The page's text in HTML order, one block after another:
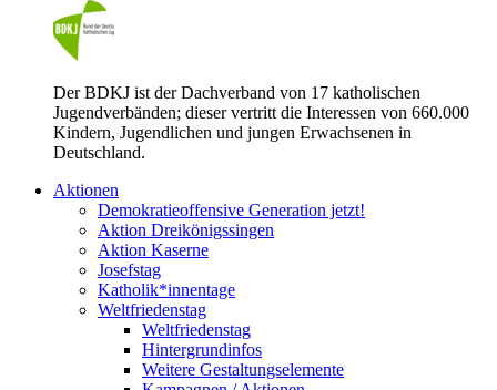
Der BDKJ ist der Dachverband von 17 katholischen
Jugendverbänden; dieser vertritt die Interessen von 660.000
Kindern, Jugendlichen und jungen Erwachsenen in
Deutschland.
Aktionen
Demokratieoffensive Generation jetzt!
Aktion Dreikönigssingen
Aktion Kaserne
Josefstag
Katholik*innentage
Weltfriedenstag
Weltfriedenstag
Hintergrundinfos
Weitere Gestaltungselemente